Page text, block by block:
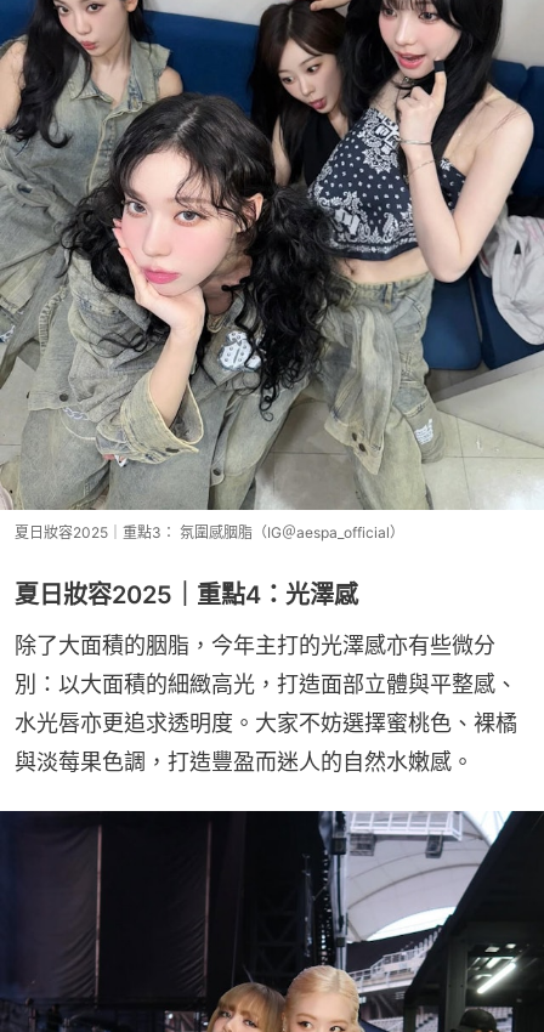
夏日妝容2025｜重點3： 氛圍感胭脂（IG＠aespa_official）
夏日妝容2025｜重點4：光澤感
除了大面積的胭脂，今年主打的光澤感亦有些微分
別：以大面積的細緻高光，打造面部立體與平整感、
水光唇亦更追求透明度。大家不妨選擇蜜桃色、裸橘
與淡莓果色調，打造豐盈而迷人的自然水嫩感。